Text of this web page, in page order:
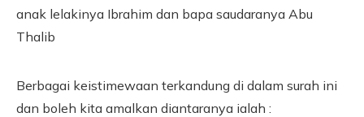
anak lelakinya Ibrahim dan bapa saudaranya Abu
Thalib
Berbagai keistimewaan terkandung di dalam surah ini
dan boleh kita amalkan diantaranya ialah :